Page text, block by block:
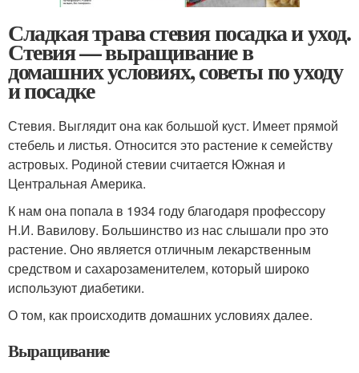
Сладкая трава стевия посадка и уход.
Стевия — выращивание в
домашних условиях, советы по уходу
и посадке
Стевия. Выглядит она как большой куст. Имеет прямой
стебель и листья. Относится это растение к семейству
астровых. Родиной стевии считается Южная и
Центральная Америка.
К нам она попала в 1934 году благодаря профессору
Н.И. Вавилову. Большинство из нас слышали про это
растение. Оно является отличным лекарственным
средством и сахарозаменителем, который широко
используют диабетики.
О том, как происходитв домашних условиях далее.
Выращивание